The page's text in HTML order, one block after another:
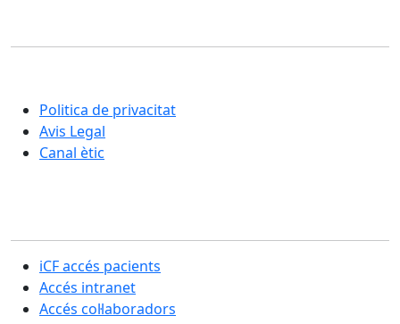
Politica de privacitat
Avis Legal
Canal ètic
iCF accés pacients
Accés intranet
Accés col·laboradors